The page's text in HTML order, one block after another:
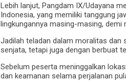
Lebih lanjut, Pangdam IX/Udayana
Indonesia, yang memiliki tanggung
lingkungannya masing-masing, demi
Jadilah teladan dalam moralitas dan
senjata, tetapi juga dengan berbuat
Sebelum peserta meninggalkan
dan keamanan selama perjalanan